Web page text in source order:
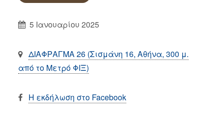
5 Ιανουαρίου 2025
ΔΙΑΦΡΑΓΜΑ 26 (Σισμάνη 16, Αθήνα, 300 μ.
από το Μετρό ΦΙΞ)
Η εκδήλωση στο Facebook